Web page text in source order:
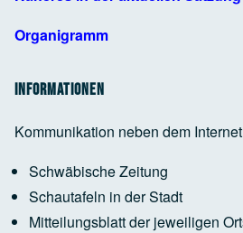
Organigramm
Informationen
Kommunikation neben dem
Schwäbische Zeitung
Schautafeln in der Stadt
Mitteilungsblatt der jeweiligen